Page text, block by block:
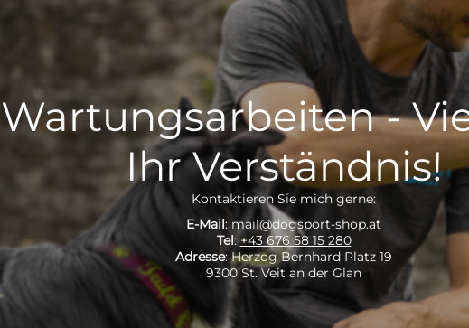
-
Ihr Verständnis!
Kontaktieren Sie mich gerne:
E-Mail: mail@dogsport-shop.at
Tel:+43 676 58 15 280
Adresse: Herzog Bernhard Platz 19
9300 St. Veit an der Glan